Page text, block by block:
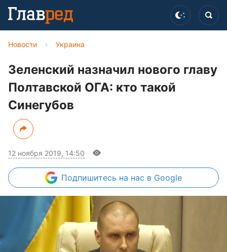
Новости › Украина
Зеленский назначил нового главу
Полтавской ОГА: кто такой
Синегубов
12 ноября 2019, 14:50
Подпишитесь на нас в Google